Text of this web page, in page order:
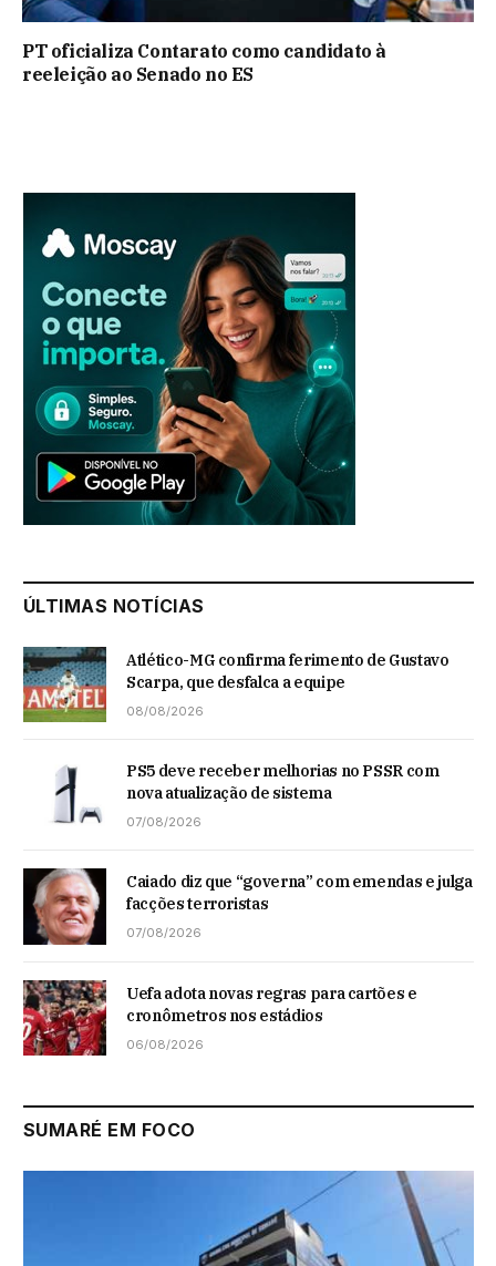
PT oficializa Contarato como candidato à
reeleição ao Senado no ES
ÚLTIMAS NOTÍCIAS
Atlético-MG confirma ferimento de Gustavo
Scarpa, que desfalca a equipe
08/08/2026
PS5 deve receber melhorias no PSSR com
nova atualização de sistema
07/08/2026
Caiado diz que “governa” com emendas e julga
facções terroristas
07/08/2026
Uefa adota novas regras para cartões e
cronômetros nos estádios
06/08/2026
SUMARÉ EM FOCO